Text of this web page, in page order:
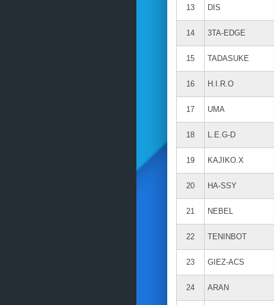
13 DIS
14 3TA-EDGE
15 TADASUKE
16 H.I.R.O
17 UMA
18 L.E.G-D
19 KAJIKO.X
20 HA-SSY
21 NEBEL
22 TENINBOT
23 GIEZ-ACS
24 ARAN